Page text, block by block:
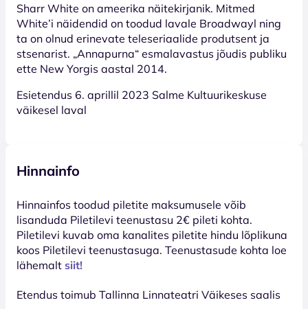
Sharr White on ameerika näitekirjanik. Mitmed
White’i näidendid on toodud lavale Broadwayl ning
ta on olnud erinevate teleseriaalide produtsent ja
stsenarist. „Annapurna“ esmalavastus jõudis publiku
ette New Yorgis aastal 2014.
Esietendus 6. aprillil 2023 Salme Kultuurikeskuse
väikesel laval
Hinnainfo
Hinnainfos toodud piletite maksumusele võib
lisanduda Piletilevi teenustasu 2€ pileti kohta.
Piletilevi kuvab oma kanalites piletite hindu lõplikuna
koos Piletilevi teenustasuga. Teenustasude kohta loe
lähemalt siit!
Etendus toimub Tallinna Linnateatri Väikeses saalis